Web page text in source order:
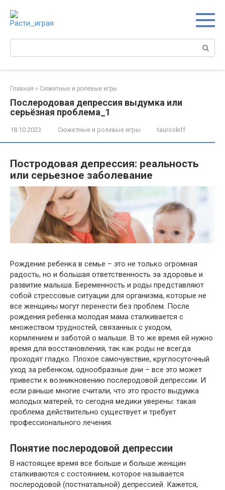
контенту
Поиск:
Главная » Сюжетные и ролевые игры
Послеродовая депрессия выдумка или
серьёзная проблема_1
18.10.2023 Сюжетные и ролевые игры tauroskiff
Постродовая депрессия: реальность
или серьезное заболевание
Рождение ребенка в семье – это не только огромная
радость, но и большая ответственность за здоровье и
развитие малыша. Беременность и роды представляют
собой стрессовые ситуации для организма, которые не
все женщины могут перенести без проблем. После
рождения ребенка молодая мама сталкивается с
множеством трудностей, связанных с уходом,
кормлением и заботой о малыше. В то же время ей нужно
время для восстановления, так как роды не всегда
проходят гладко. Плохое самочувствие, круглосуточный
уход за ребенком, однообразные дни – все это может
привести к возникновению послеродовой депрессии. И
если раньше многие считали, что это просто выдумка
молодых матерей, то сегодня медики уверены: такая
проблема действительно существует и требует
профессионального лечения.
Понятие послеродовой депрессии
В настоящее время все больше и больше женщин
сталкиваются с состоянием, которое называется
послеродовой (постнатальной) депрессией. Кажется,